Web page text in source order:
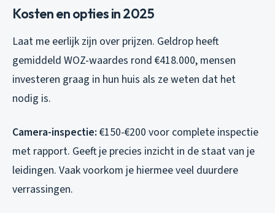
Kosten en opties in 2025
Laat me eerlijk zijn over prijzen. Geldrop heeft
gemiddeld WOZ-waardes rond €418.000, mensen
investeren graag in hun huis als ze weten dat het
nodig is.
Camera-inspectie: €150-€200 voor complete inspectie
met rapport. Geeft je precies inzicht in de staat van je
leidingen. Vaak voorkom je hiermee veel duurdere
verrassingen.